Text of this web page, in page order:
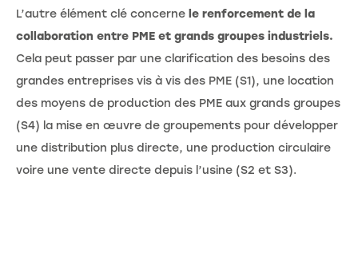
L’autre élément clé concerne le renforcement de la
collaboration entre PME et grands groupes industriels.
Cela peut passer par une clarification des besoins des
grandes entreprises vis à vis des PME (S1), une location
des moyens de production des PME aux grands groupes
(S4) la mise en œuvre de groupements pour développer
une distribution plus directe, une production circulaire
voire une vente directe depuis l’usine (S2 et S3).